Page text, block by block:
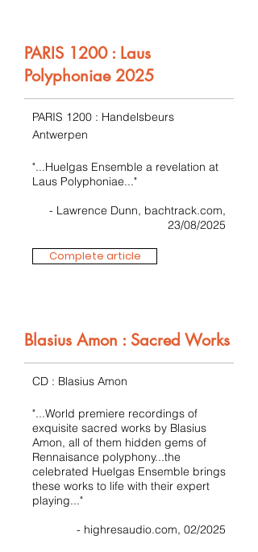
PARIS 1200 : Laus
Polyphoniae 2025
PARIS 1200 : Handelsbeurs
Antwerpen
"...Huelgas Ensemble a revelation at
Laus Polyphoniae..."
- Lawrence Dunn, bachtrack.com,
23/08/2025
Complete article
Blasius Amon : Sacred Works
CD : Blasius Amon
"...World premiere recordings of
exquisite sacred works by Blasius
Amon, all of them hidden gems of
Rennaisance polyphony...the
celebrated Huelgas Ensemble brings
these works to life with their expert
playing..."
- highresaudio.com, 02/2025